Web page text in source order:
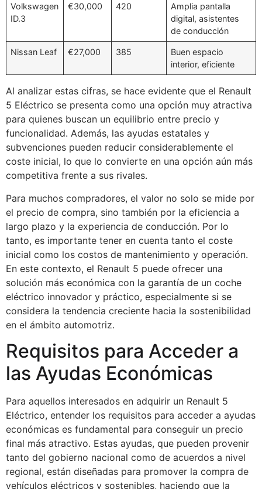
Volkswagen
ID.3
€30,000 420
Amplia pantalla
digital, asistentes
de conducción
Nissan Leaf €27,000 385
Buen espacio
interior, eficiente
Al analizar estas cifras, se hace evidente que el Renault
5 Eléctrico se presenta como una opción muy atractiva
para quienes buscan un equilibrio entre precio y
funcionalidad. Además, las ayudas estatales y
subvenciones pueden reducir considerablemente el
coste inicial, lo que lo convierte en una opción aún más
competitiva frente a sus rivales.
Para muchos compradores, el valor no solo se mide por
el precio de compra, sino también por la eficiencia a
largo plazo y la experiencia de conducción. Por lo
tanto, es importante tener en cuenta tanto el coste
inicial como los costos de mantenimiento y operación.
En este contexto, el Renault 5 puede ofrecer una
solución más económica con la garantía de un coche
eléctrico innovador y práctico, especialmente si se
considera la tendencia creciente hacia la sostenibilidad
en el ámbito automotriz.
Requisitos para Acceder a
las Ayudas Económicas
Para aquellos interesados en adquirir un Renault 5
Eléctrico, entender los requisitos para acceder a ayudas
económicas es fundamental para conseguir un precio
final más atractivo. Estas ayudas, que pueden provenir
tanto del gobierno nacional como de acuerdos a nivel
regional, están diseñadas para promover la compra de
vehículos eléctricos y sostenibles, haciendo que la